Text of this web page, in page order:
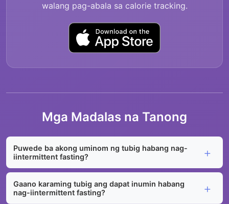
walang pag-abala sa calorie tracking.
Mga Madalas na Tanong
Puwede ba akong uminom ng tubig habang nag-
iintermittent fasting?
Gaano karaming tubig ang dapat inumin habang
nag-iintermittent fasting?